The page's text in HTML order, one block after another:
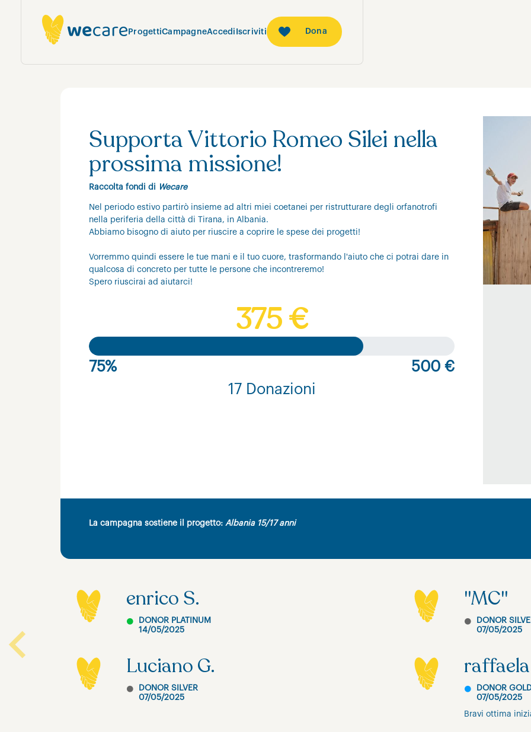
ProgettiCampagneAccedi Iscriviti Dona
Supporta Vittorio Romeo Silei nella
prossima missione!
Raccolta fondi di Wecare
Nel periodo estivo partirò insieme ad altri miei coetanei per ristrutturare degli orfanotrofi
nella periferia della città di Tirana, in Albania.
Abbiamo bisogno di aiuto per riuscire a coprire le spese dei progetti!
Vorremmo quindi essere le tue mani e il tuo cuore, trasformando l'aiuto che ci potrai dare in
qualcosa di concreto per tutte le persone che incontreremo!
Spero riuscirai ad aiutarci!
375 €
75%
500 €
17 Donazioni
La campagna sostiene il progetto: Albania 15/17 anni
Previous
enrico S.
DONOR PLATINUM
14/05/2025
"MC"
DONOR
07/05/2025
Luciano G.
DONOR SILVER
07/05/2025
DONOR
07/05/2025
Bravi ottima